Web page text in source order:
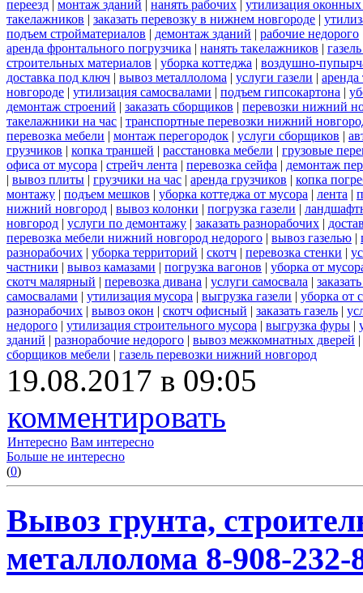
переезд | монтаж зданий | нанять рабочих | утилизация
такелажников | заказать перевозку в нижнем новгороде |
подъем стройматериалов | демонтаж зданий | рабочие недорого
аренда фронтального погрузчика | нанять такелажников |
строительных материалов | уборка коттеджа | воздушно-
доставка под ключ | вывоз металлолома | услуги газели | аренда
новгороде | утилизация самосвалами | подъем гипсокартона |
демонтаж строений | заказать сборщиков | перевозки нижний
такелажники на час | транспортные перевозки нижний
перевозка мебели | монтаж перегородок | услуги сборщиков |
грузчиков | копка траншей | расстановка мебели | грузовые
офиса от мусора | стрейч лента | перевозка сейфа | демонтаж
| вывоз плиты | грузчики на час | аренда грузчиков | копка
монтажу | подъем мешков | уборка коттеджа от мусора | лента |
нижний новгород | вывоз колонки | погрузка газели |
новгород | услуги по демонтажу | заказать разнорабочих |
перевозка мебели нижний новгород недорого | вывоз газелью |
разнорабочих | уборка территорий | скотч | перевозка стенки |
частники | вывоз камазами | погрузка вагонов | уборка от
скотч малярный | перевозка дивана | услуги самосвала |
самосвалами | утилизация мусора | выгрузка газели | уборка от
разнорабочих | вывоз окон | скотч офисный | заказать газель |
недорого | утилизация строительного мусора | выгрузка фуры |
зданий | разнорабочие недорого | вывоз межкомнатных дверей |
сборщиков мебели | газель перевозки нижний новгород
19.08.2017 в 09:05
комментировать
Интересно Вам интересно
Больше не интересно
(0)
Вывоз грунта,
металлолома 8-908-232-